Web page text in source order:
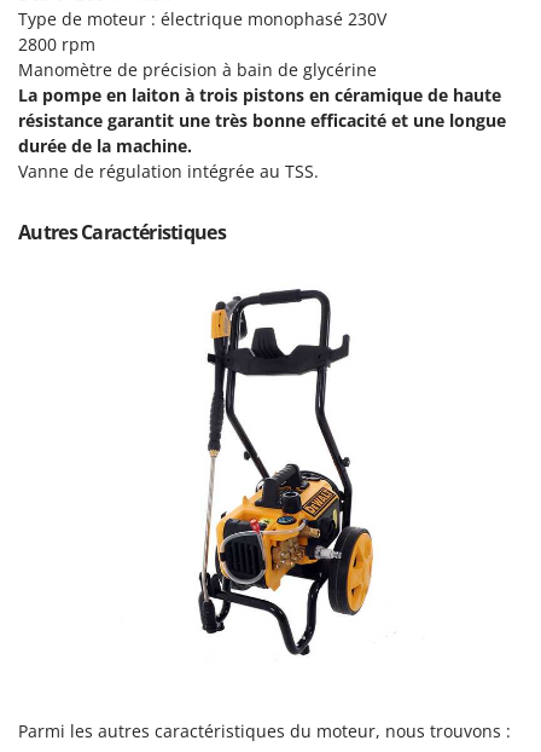
Pulvérisateurs
Pulvérisateurs portés
R
Rafraîchisseurs d'air par évaporation
Rampes de chargement en aluminium
Râpes à fromage électriques
Râteaux pour tracteur
Robots nettoyeurs de piscine
Robots Tondeuses
Rogneuses de souches
Rouleaux pour tracteur
Scies alternatives à batterie
Scies de jardin télescopiques
Sécateurs électriques à batterie
Sécateurs et Échenilloirs manuels
Semoirs et Épandeurs d'engrais
GRIFO
GVS
GYS
H
Hailo
Henx
Type de moteur : électrique monophasé 230V
2800 rpm
Manomètre de précision à bain de glycérine
La pompe en laiton à trois pistons en céramique de haute
résistance garantit une très bonne efficacité et une longue
durée de la machine.
Vanne de régulation intégrée au TSS.
Autres Caractéristiques
Parmi les autres caractéristiques du moteur, nous trouvons :